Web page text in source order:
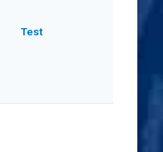
Test